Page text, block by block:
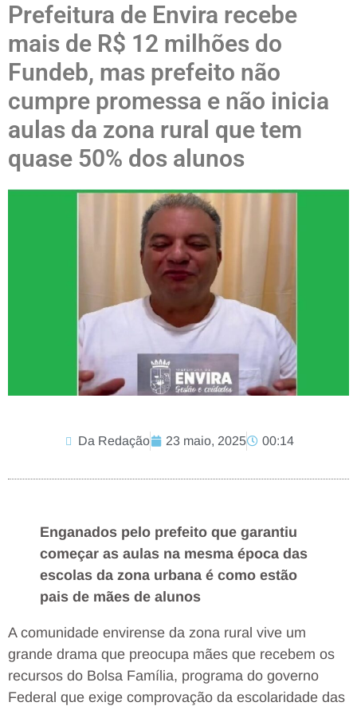
Prefeitura de Envira recebe
mais de R$ 12 milhões do
Fundeb, mas prefeito não
cumpre promessa e não inicia
aulas da zona rural que tem
quase 50% dos alunos
Da Redação 23 maio, 2025 00:14
Enganados pelo prefeito que garantiu
começar as aulas na mesma época das
escolas da zona urbana é como estão
pais de mães de alunos
A comunidade envirense da zona rural vive um
grande drama que preocupa mães que recebem os
recursos do Bolsa Família, programa do governo
Federal que exige comprovação da escolaridade das